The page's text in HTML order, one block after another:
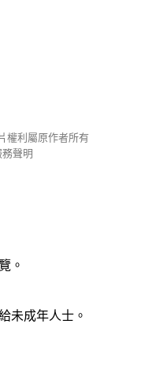
權利屬原作者所有
務聲明
。
未成年人士。